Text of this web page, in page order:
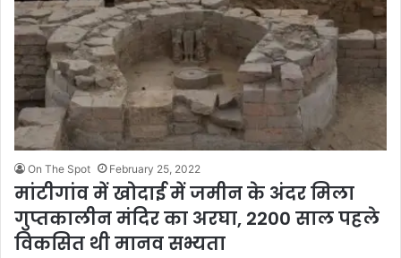
On The Spot February 25, 2022
मांटीगांव में खोदाई में जमीन के अंदर मिला
गुप्तकालीन मंदिर का अरघा, 2200 साल पहले
विकसित थी मानव सभ्यता